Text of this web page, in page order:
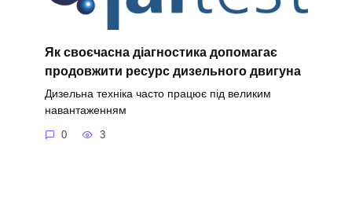
Як своєчасна діагностика допомагає
продовжити ресурс дизельного двигуна
Дизельна техніка часто працює під великим
навантаженням
0 3